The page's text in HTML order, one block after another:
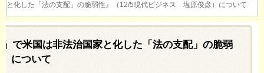
テ
ン
へ
ス
と化した「法の支配」の脆弱性』（12/5現代ビジネス 塩原俊彦）について
で米国は非法治国家と化した「法の支配」の脆弱
について